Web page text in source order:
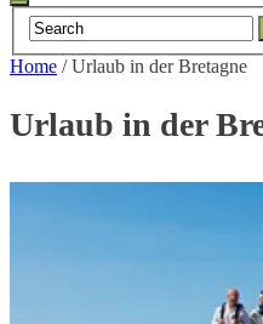
Toggle
navigation
Search
Home /Urlaub in der Bretagne
Urlaub in der